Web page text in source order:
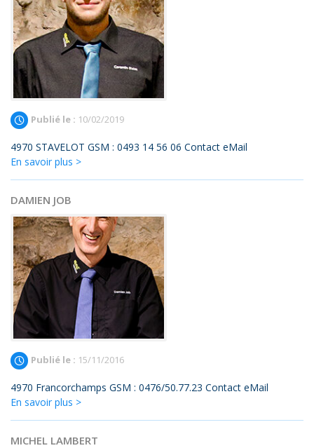
Publié le : 10/02/2019
4970 STAVELOT GSM : 0493 14 56 06 Contact eMail
En savoir plus >
DAMIEN JOB
Publié le : 15/11/2016
4970 Francorchamps GSM : 0476/50.77.23 Contact eMail
En savoir plus >
MICHEL LAMBERT